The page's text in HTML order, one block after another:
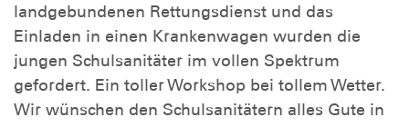
landgebundenen Rettungsdienst und das
Einladen in einen Krankenwagen wurden die
jungen Schulsanitäter im vollen Spektrum
gefordert. Ein toller Workshop bei tollem Wetter.
Wir wünschen den Schulsanitätern alles Gute in